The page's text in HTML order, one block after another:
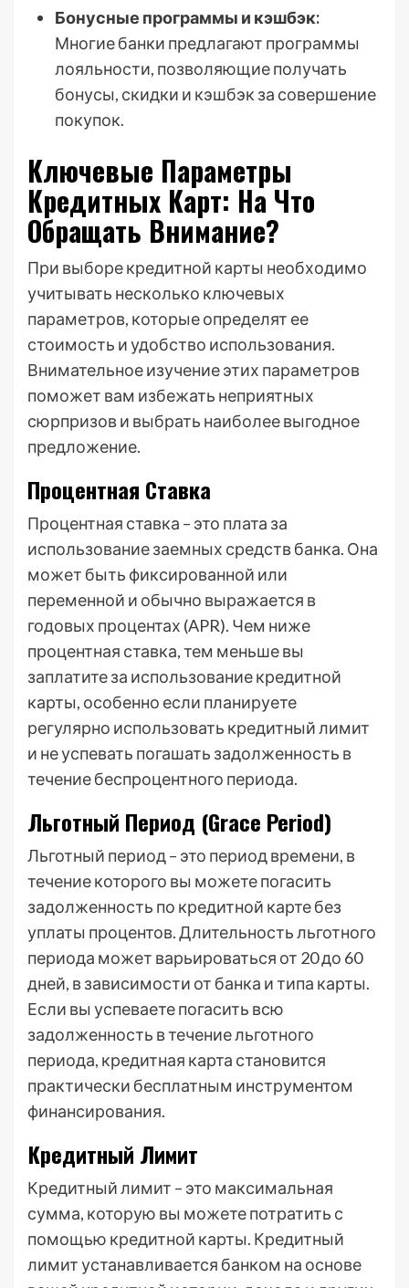
Бонусные программы и кэшбэк:
Многие банки предлагают программы
лояльности, позволяющие получать
бонусы, скидки и кэшбэк за совершение
покупок.
Ключевые Параметры
Кредитных Карт: На Что
Обращать Внимание?
При выборе кредитной карты необходимо
учитывать несколько ключевых
параметров, которые определят ее
стоимость и удобство использования.
Внимательное изучение этих параметров
поможет вам избежать неприятных
сюрпризов и выбрать наиболее выгодное
предложение.
Процентная Ставка
Процентная ставка – это плата за
использование заемных средств банка. Она
может быть фиксированной или
переменной и обычно выражается в
годовых процентах (APR). Чем ниже
процентная ставка, тем меньше вы
заплатите за использование кредитной
карты, особенно если планируете
регулярно использовать кредитный лимит
и не успевать погашать задолженность в
течение беспроцентного периода.
Льготный Период (Grace Period)
Льготный период – это период времени, в
течение которого вы можете погасить
задолженность по кредитной карте без
уплаты процентов. Длительность льготного
периода может варьироваться от 20 до 60
дней, в зависимости от банка и типа карты.
Если вы успеваете погасить всю
задолженность в течение льготного
периода, кредитная карта становится
практически бесплатным инструментом
финансирования.
Кредитный Лимит
Кредитный лимит – это максимальная
сумма, которую вы можете потратить с
помощью кредитной карты. Кредитный
лимит устанавливается банком на основе